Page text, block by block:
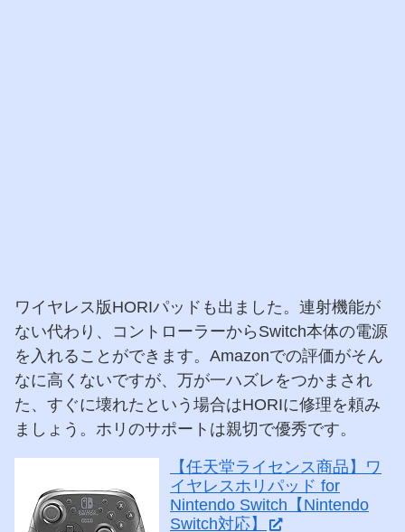
ワイヤレス版HORIパッドも出ました。連射機能が
ない代わり、コントローラーからSwitch本体の電源
を入れることができます。Amazonでの評価がそん
なに高くないですが、万が一ハズレをつかまされ
た、すぐに壊れたという場合はHORIに修理を頼み
ましょう。ホリのサポートは親切で優秀です。
【任天堂ライセンス商品】ワ
イヤレスホリパッド for
Nintendo Switch【Nintendo
Switch対応】